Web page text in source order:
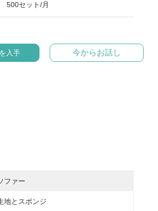
500セット/月
入手 今からお話し
ファー
地とスポンジ